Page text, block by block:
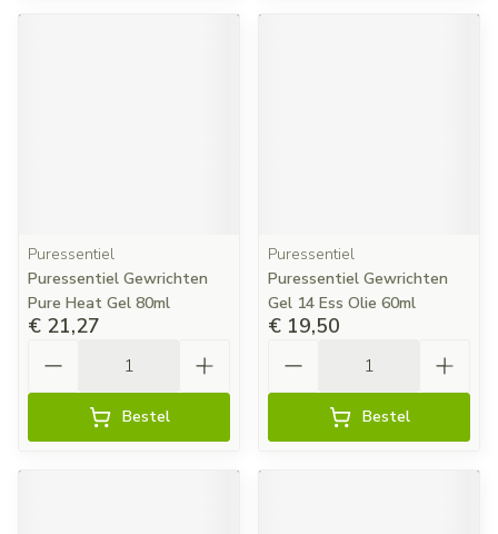
Puressentiel
Puressentiel Gewrichten
Pure Heat Gel 80ml
€ 21,27
Bestel
Puressentiel
Puressentiel Gewrichten
Gel 14 Ess Olie 60ml
€ 19,50
Bestel